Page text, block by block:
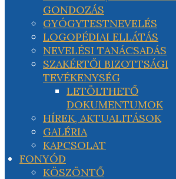
GONDOZÁS
GYÓGYTESTNEVELÉS
LOGOPÉDIAI ELLÁTÁS
NEVELÉSI TANÁCSADÁS
SZAKÉRTŐI BIZOTTSÁGI
TEVÉKENYSÉG
LETÖLTHETŐ
DOKUMENTUMOK
HÍREK, AKTUALITÁSOK
GALÉRIA
KAPCSOLAT
FONYÓD
KÖSZÖNTŐ